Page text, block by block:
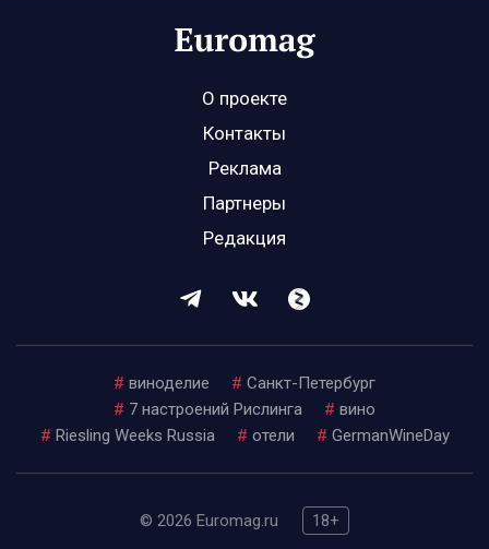
О проекте
Контакты
Реклама
Партнеры
Редакция
# виноделие # Санкт-Петербург
# 7 настроений Рислинга # вино
# Riesling Weeks Russia # отели # GermanWineDay
© 2026 Euromag.ru
18+